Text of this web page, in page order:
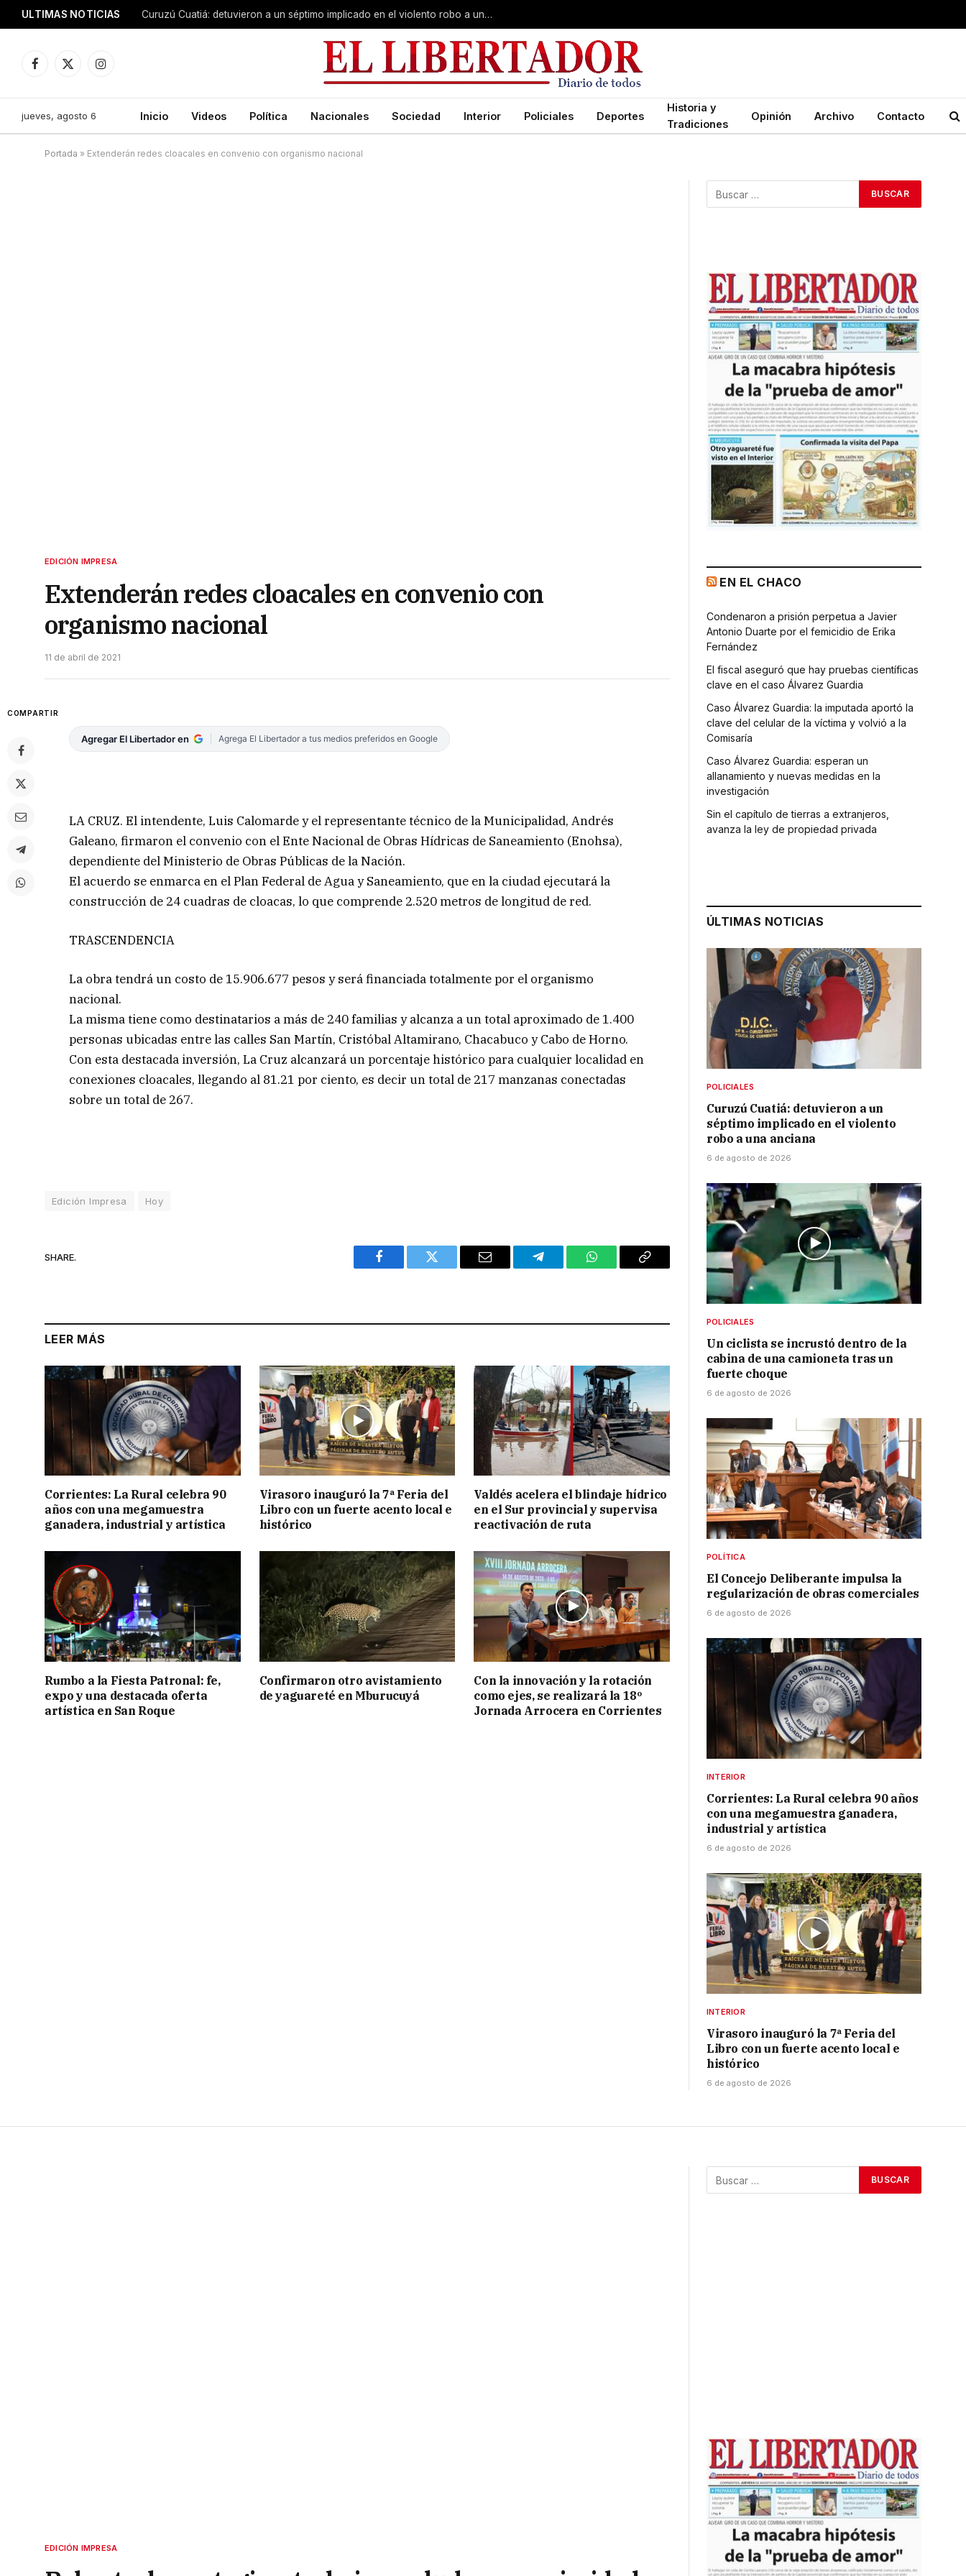
ULTIMAS NOTICIAS Curuzú Cuatiá: detuvieron a un séptimo implicado en el violento robo a una anciana
Facebook
X
Instagram
jueves, agosto 6 Inicio Videos Política Nacionales Sociedad Interior Policiales Deportes
Historia y
Tradiciones
Opinión Archivo Contacto
Portada » Extenderán redes cloacales en convenio con organismo nacional
EDICIÓN IMPRESA
Extenderán redes cloacales en convenio con
organismo nacional
11 de abril de 2021
COMPARTIR
Agregar El Libertador en Agrega El Libertador a tus medios preferidos en Google
LA CRUZ. El intendente, Luis Calomarde y el representante técnico de la Municipalidad, Andrés
Galeano, firmaron el convenio con el Ente Nacional de Obras Hídricas de Saneamiento (Enohsa),
dependiente del Ministerio de Obras Públicas de la Nación.
El acuerdo se enmarca en el Plan Federal de Agua y Saneamiento, que en la ciudad ejecutará la
construcción de 24 cuadras de cloacas, lo que comprende 2.520 metros de longitud de red.
TRASCENDENCIA
La obra tendrá un costo de 15.906.677 pesos y será financiada totalmente por el organismo
nacional.
La misma tiene como destinatarios a más de 240 familias y alcanza a un total aproximado de 1.400
personas ubicadas entre las calles San Martín, Cristóbal Altamirano, Chacabuco y Cabo de Horno.
Con esta destacada inversión, La Cruz alcanzará un porcentaje histórico para cualquier localidad en
conexiones cloacales, llegando al 81.21 por ciento, es decir un total de 217 manzanas conectadas
sobre un total de 267.
Edición Impresa Hoy
SHARE.
Facebook Twitter Email Telegram WhatsAppCopy
LEER MÁS
Corrientes: La Rural celebra 90
años con una megamuestra
ganadera, industrial y artística
Virasoro inauguró la 7ª Feria del
Libro con un fuerte acento local e
histórico
Valdés acelera el blindaje hídrico
en el Sur provincial y supervisa
reactivación de ruta
Rumbo a la Fiesta Patronal: fe,
expo y una destacada oferta
artística en San Roque
Confirmaron otro avistamiento
de yaguareté en Mburucuyá
Con la innovación y la rotación
como ejes, se realizará la 18º
Jornada Arrocera en Corrientes
EN EL CHACO
Condenaron a prisión perpetua a Javier
Antonio Duarte por el femicidio de Erika
Fernández
El fiscal aseguró que hay pruebas científicas
clave en el caso Álvarez Guardia
Caso Álvarez Guardia: la imputada aportó la
clave del celular de la víctima y volvió a la
Comisaría
Caso Álvarez Guardia: esperan un
allanamiento y nuevas medidas en la
investigación
Sin el capítulo de tierras a extranjeros,
avanza la ley de propiedad privada
ÚLTIMAS NOTICIAS
POLICIALES
Curuzú Cuatiá: detuvieron a un
séptimo implicado en el violento
robo a una anciana
6 de agosto de 2026
POLICIALES
Un ciclista se incrustó dentro de la
cabina de una camioneta tras un
fuerte choque
6 de agosto de 2026
POLÍTICA
El Concejo Deliberante impulsa la
regularización de obras comerciales
6 de agosto de 2026
INTERIOR
Corrientes: La Rural celebra 90 años
con una megamuestra ganadera,
industrial y artística
6 de agosto de 2026
INTERIOR
Virasoro inauguró la 7ª Feria del
Libro con un fuerte acento local e
histórico
6 de agosto de 2026
EDICIÓN IMPRESA